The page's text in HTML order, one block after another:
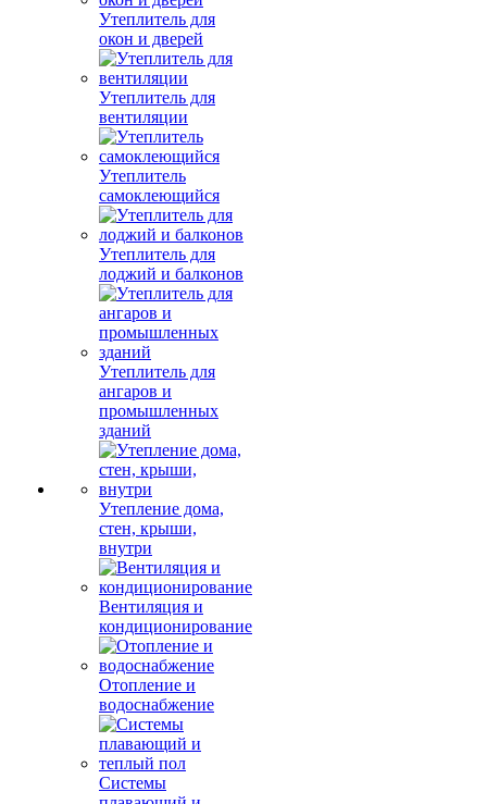
Утеплитель для
окон и дверей
Утеплитель для
вентиляции
Утеплитель
самоклеющийся
Утеплитель для
лоджий и балконов
Утеплитель для
ангаров и
промышленных
зданий
Утепление дома,
стен, крыши,
внутри
Вентиляция и
кондиционирование
Отопление и
водоснабжение
Системы